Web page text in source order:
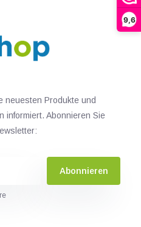
9,6
neuesten Produkte und
informiert. Abonnieren Sie
Abonnieren